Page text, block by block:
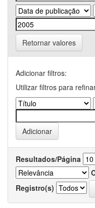
Retornar valores
Adicionar filtros:
Utilizar filtros para
Resultados/Página
Registro(s)